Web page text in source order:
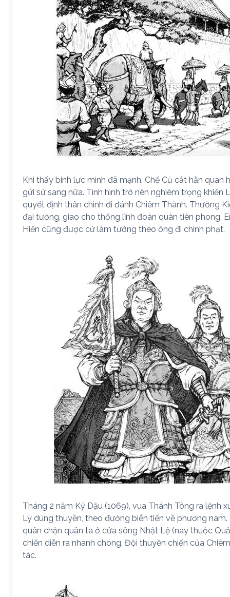
Khi thấy binh lực mình đã mạnh, Chế Củ cắt hẳn quan
gửi sứ sang nữa. Tình hình trở nên nghiêm trọng khiến
quyết định thân chinh đi đánh Chiêm Thành. Thường
đại tướng, giao cho thống lĩnh đoàn quân tiên phong.
Hiến cũng được cử làm tướng theo ông đi chinh phạt.
Tháng 2 năm Kỷ Dậu (1069), vua Thánh Tông ra lệnh
Lý dùng thuyền, theo đường biển tiến về phương nam.
quân chặn quân ta ở cửa sông Nhật Lệ (nay thuộc
chiến diễn ra nhanh chóng. Đội thuyền chiến của
tác.